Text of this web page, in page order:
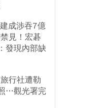
成涉吞7億
見！宏碁
發現內部缺
行社遭勒
…觀光署完